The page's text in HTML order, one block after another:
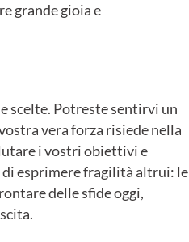
grande gioia e
scelte. Potreste sentirvi un
vera forza risiede nella
i vostri obiettivi e
di esprimere fragilità altrui: le
delle sfide oggi,